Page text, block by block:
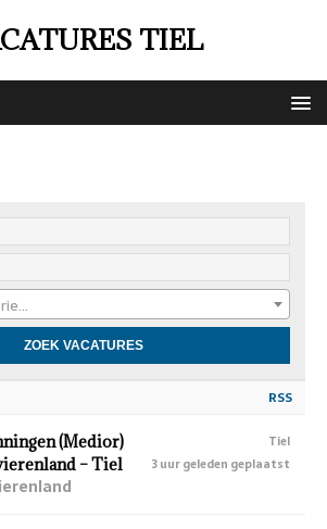
TIEL
RSS
(Medior)
– Tiel
Tiel
3 uur geleden geplaatst